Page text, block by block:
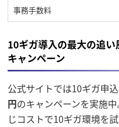
事務手数料
10ギガ導入の最大の追
キャンペーン
公式サイトでは10ギガ申
円のキャンペーンを実施
じコストで10ギガ環境を